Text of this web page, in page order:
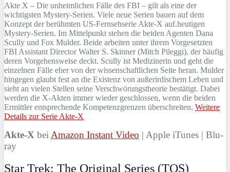
Akte X – Die unheimlichen Fälle des FBI – gilt als eine der
wichtigsten Mystery-Serien. Viele neue Serien bauen auf dem
Konzept der berühmten US-Fernsehserie Akte-X auf.heutigen
Mystery-Serien. Im Mittelpunkt stehen die beiden Agenten Dana
Scully und Fox Mulder. Beide arbeiten unter ihrem Vorgesetzten
FBI Assistant Director Walter S. Skinner (Mitch Pileggi), der häufig
deren Vorgehensweise deckt. Scully ist Medizinerin und geht die
einzelnen Fälle eher von der wissenschaftlichen Seite heran. Mulder
hingegen glaubt fest an die Existenz von außerirdischem Leben und
sieht an vielen Stellen seine Verschwörungstheorie bestätigt. Dabei
werden die X-Akten immer wieder geschlossen, wenn die beiden
Ermittler entsprechende Kompetenzgrenzen überschreiten. Weitere
Details zur Serie Akte-X
Akte-X bei Amazon Instant Video | Apple iTunes | Blu-
ray
Star Trek: The Original Series (TOS)